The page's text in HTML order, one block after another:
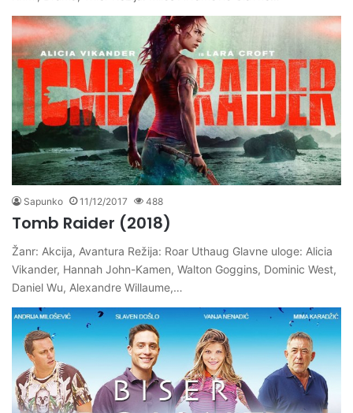
Sapunko 11/12/2017 488
Tomb Raider (2018)
Žanr: Akcija, Avantura Režija: Roar Uthaug Glavne uloge: Alicia
Vikander, Hannah John-Kamen, Walton Goggins, Dominic West,
Daniel Wu, Alexandre Willaume,…